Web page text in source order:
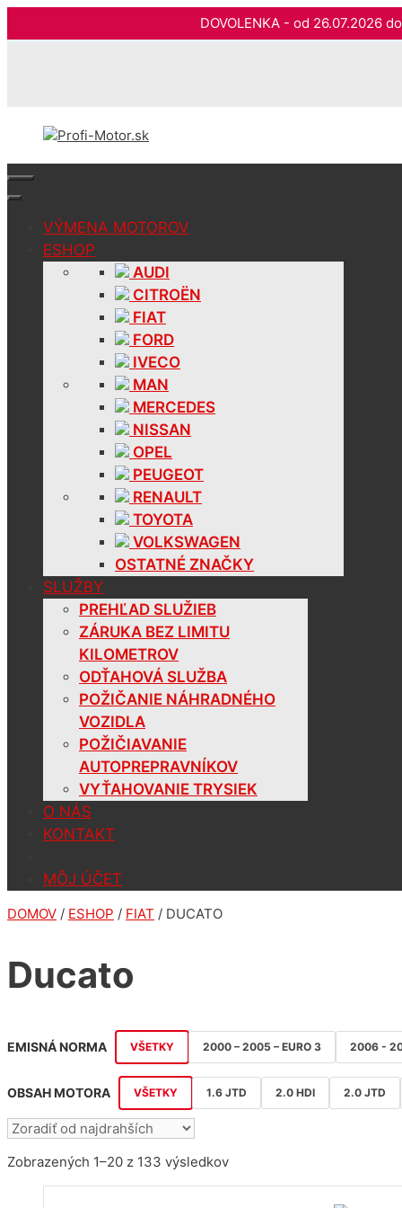
DOVOLENKA - od 26.07.2026
VÝMENA MOTOROV
ESHOP
AUDI
CITROËN
FIAT
FORD
IVECO
MAN
MERCEDES
NISSAN
OPEL
PEUGEOT
RENAULT
TOYOTA
VOLKSWAGEN
OSTATNÉ ZNAČKY
SLUŽBY
PREHĽAD SLUŽIEB
ZÁRUKA BEZ LIMITU
KILOMETROV
ODŤAHOVÁ SLUŽBA
POŽIČANIE NÁHRADNÉHO
VOZIDLA
POŽIČIAVANIE
AUTOPREPRAVNÍKOV
VYŤAHOVANIE TRYSIEK
O NÁS
KONTAKT
MÔJ ÚČET
DOMOV / ESHOP / FIAT / DUCATO
Ducato
EMISNÁ NORMA VŠETKY 2000 – 2005 – EURO 3 2006 -
OBSAH MOTORA VŠETKY 1.6 JTD 2.0 HDI 2.0 JTD
Zobrazených 1–20 z 133 výsledkovSorted